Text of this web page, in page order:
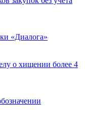
«Диалога»
о хищении более 4